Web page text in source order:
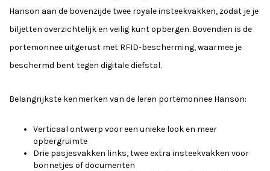
Hanson aan de bovenzijde twee royale insteekvakken, zodat je je
biljetten overzichtelijk en veilig kunt opbergen. Bovendien is de
portemonnee uitgerust met RFID-bescherming, waarmee je
beschermd bent tegen digitale diefstal.
Belangrijkste kenmerken van de leren portemonnee Hanson:
Verticaal ontwerp voor een unieke look en meer
opbergruimte
Drie pasjesvakken links, twee extra insteekvakken voor
bonnetjes of documenten